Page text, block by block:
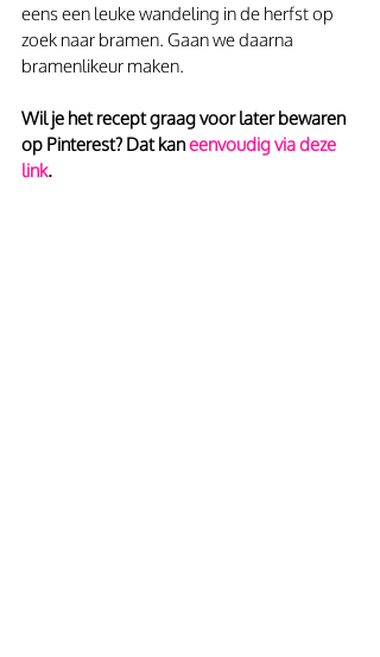
eens een leuke wandeling in de herfst op
zoek naar bramen. Gaan we daarna
bramenlikeur maken.
Wil je het recept graag voor later bewaren
op Pinterest? Dat kan eenvoudig via deze
link.